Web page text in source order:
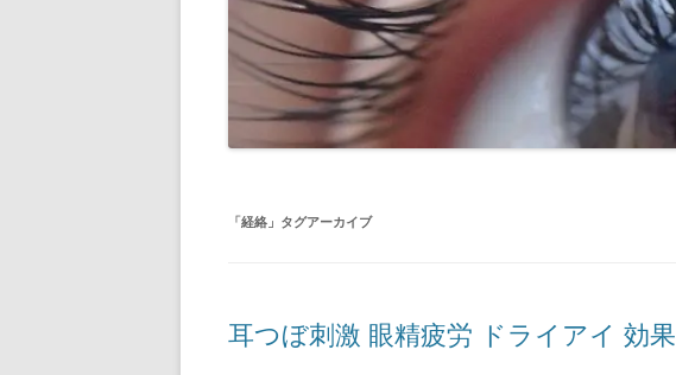
「 経絡 」タグアーカイブ
耳つぼ刺激 眼精疲労 ドライアイ 効果